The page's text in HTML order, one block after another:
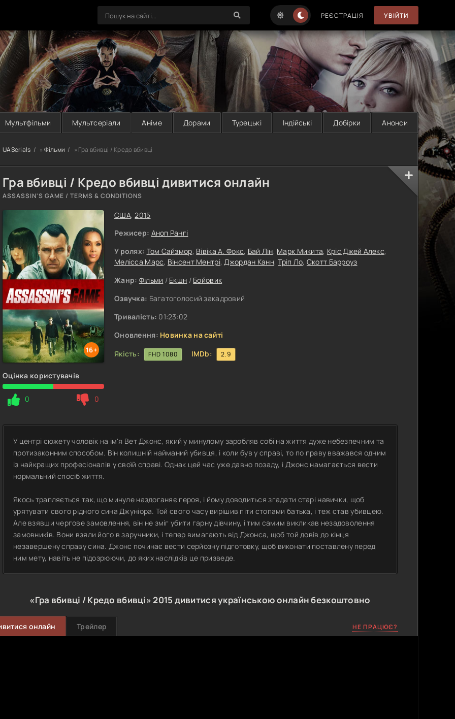
РЕЄСТРАЦІЯ УВІЙТИ
Мультфільми Мультсеріали Аніме Дорами Турецькі Індійські Добірки Анонси
UASerials » Фільми » Гра вбивці / Кредо вбивці
Гра вбивці / Кредо вбивці дивитися онлайн
ASSASSIN'S GAME / TERMS & CONDITIONS
16+
Оцінка користувачів
0 0
США,2015
Режисер: Аноп Рангі
У ролях: Том Сайзмор, Вівіка А. Фокс, Бай Лін, Марк Микита, Кріс Джей Алекс,
Мелісса Марс, Вінсент Ментрі,Джордан Канн,Тріп Ло, Скотт Барроуз
Жанр: Фільми / Екшн / Бойовик
Озвучка: Багатоголосий закадровий
Тривалість: 01:23:02
Оновлення: Новинка на сайті
Якість:
FHD 1080 IMDb: 2.9
У центрі сюжету чоловік на ім'я Вет Джонс, який у минулому заробляв собі на життя дуже небезпечним та
протизаконним способом. Він колишній найманий убивця, і коли був у справі, то по праву вважався одним
із найкращих професіоналів у своїй справі. Однак цей час уже давно позаду, і Джонс намагається вести
нормальний спосіб життя.
Якось трапляється так, що минуле наздоганяє героя, і йому доводиться згадати старі навички, щоб
урятувати свого рідного сина Джуніора. Той свого часу вирішив піти стопами батька, і теж став убивцею.
Але взявши чергове замовлення, він не зміг убити гарну дівчину, і тим самим викликав незадоволення
замовників. Вони взяли його в заручники, і тепер вимагають від Джонса, щоб той довів до кінця
незавершену справу сина. Джонс починає вести серйозну підготовку, щоб виконати поставлену перед
ним мету, навіть не підозрюючи, до яких наслідків це призведе.
«Гра вбивці / Кредо вбивці»2015 дивитися українською онлайн безкоштовно
онлайн Трейлер НЕ ПРАЦЮЄ?